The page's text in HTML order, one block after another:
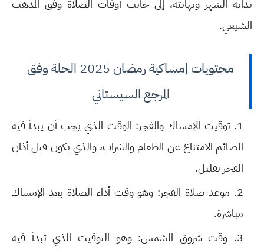
بداية الشهر ونهايته، إلى جانب أوقات الصلاة وفق المذهب
الشيعي.
محتويات إمساكية رمضان 2025 الحلة وفق
المرجع السيستاني
توقيت الإمساك والفجر: الوقت الذي يجب أن يبدأ فيه
الصائم الامتناع عن الطعام والشراب، والذي يكون قبل أذان
الفجر بقليل.
موعد صلاة الفجر: وهو وقت أداء الصلاة بعد الإمساك
مباشرة.
وقت شروق الشمس: وهو التوقيت الذي تبدأ فيه